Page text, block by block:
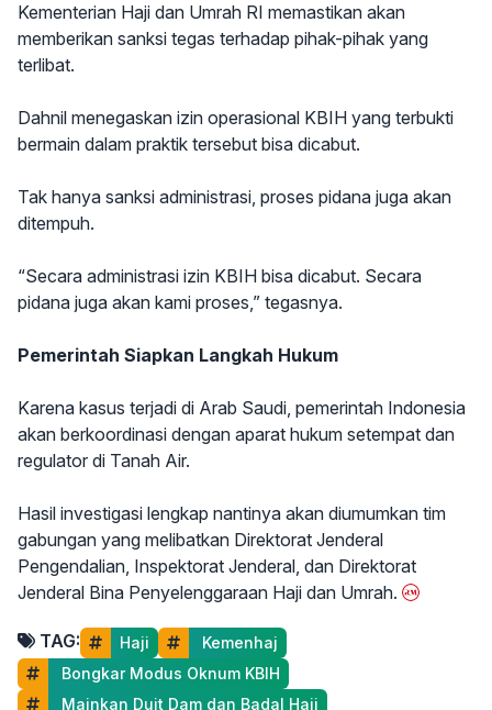
Kementerian Haji dan Umrah RI memastikan akan
memberikan sanksi tegas terhadap pihak-pihak yang
terlibat.
Dahnil menegaskan izin operasional KBIH yang terbukti
bermain dalam praktik tersebut bisa dicabut.
Tak hanya sanksi administrasi, proses pidana juga akan
ditempuh.
“Secara administrasi izin KBIH bisa dicabut. Secara
pidana juga akan kami proses,” tegasnya.
Pemerintah Siapkan Langkah Hukum
Karena kasus terjadi di Arab Saudi, pemerintah Indonesia
akan berkoordinasi dengan aparat hukum setempat dan
regulator di Tanah Air.
Hasil investigasi lengkap nantinya akan diumumkan tim
gabungan yang melibatkan Direktorat Jenderal
Pengendalian, Inspektorat Jenderal, dan Direktorat
Jenderal Bina Penyelenggaraan Haji dan Umrah.
TAG: Haji
Kemenhaj
Bongkar Modus Oknum KBIH
Mainkan Duit Dam dan Badal Haji